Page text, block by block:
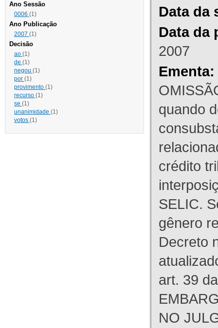
Ano Sessão
0006 (1)
Ano Publicação
2007 (1)
Decisão
ao (1)
de (1)
negou (1)
por (1)
provimento (1)
recurso (1)
se (1)
unanimidade (1)
votos (1)
Data da
Data da
2007
Ementa:
quando
crédito
SELIC.
gênero
Decreto
art. 39
NO